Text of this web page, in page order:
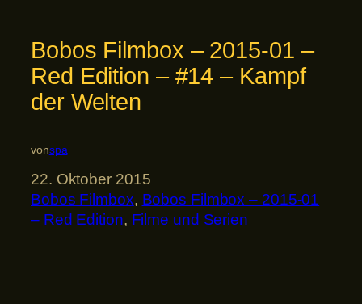
Bobos Filmbox – 2015-01 –
Red Edition – #14 – Kampf
der Welten
vonspa
22. Oktober 2015
Bobos Filmbox, Bobos Filmbox – 2015-01
– Red Edition, Filme und Serien